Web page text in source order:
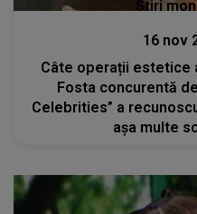
Stiri
16 nov
Câte operații estetice
Fosta concurentă
Celebrities” a
așa multe